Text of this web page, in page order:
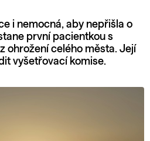
i nemocná, aby nepřišla o
první pacientkou s
ohrožení celého města. Její
vyšetřovací komise.